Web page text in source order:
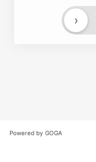
›
Powered by GOGA